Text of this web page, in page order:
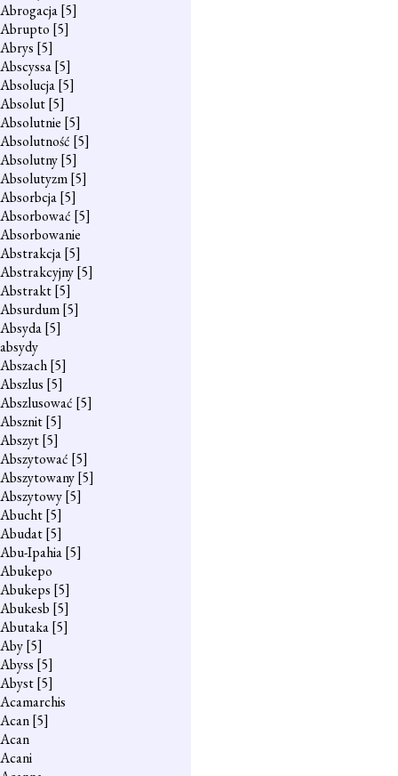
Abrogacja[5]
Abrupto [5]
Abrys [5]
Abscyssa[5]
Absolucja[5]
Absolut[5]
Absolutnie [5]
Absolutność [5]
Absolutny[5]
Absolutyzm[5]
Absorbcja[5]
Absorbować [5]
Absorbowanie
Abstrakcja[5]
Abstrakcyjny[5]
Abstrakt[5]
Absurdum[5]
Absyda[5]
absydy
Abszach[5]
Abszlus [5]
Abszlusować [5]
Absznit[5]
Abszyt[5]
Abszytować [5]
Abszytowany[5]
Abszytowy[5]
Abucht[5]
Abudat[5]
Abu-Ipahia[5]
Abukepo
Abukeps [5]
Abukesb [5]
Abutaka[5]
Aby[5]
Abyss [5]
Abyst[5]
Acamarchis
Acan[5]
Acan
Acani